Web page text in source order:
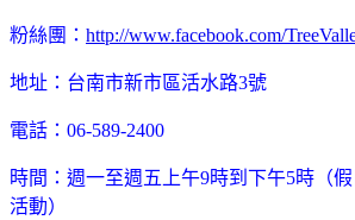
粉絲團： http://www.facebook.com/
地址：台南市新市區活水路3號
電話：06-589-2400
時間：週一至週五上午9時到下午5時（
活動）